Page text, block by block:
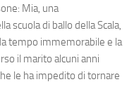
Mia, una
scuola di ballo della Scala,
tempo immemorabile e la
il marito alcuni anni
le ha impedito di tornare